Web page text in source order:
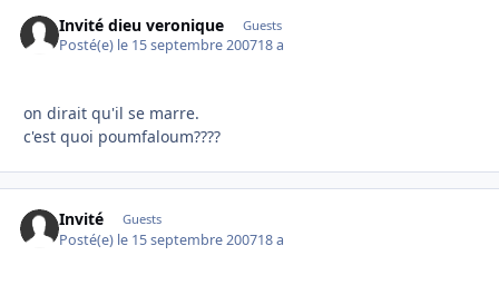
Invité dieu veronique Guests
Posté(e) le 15 septembre 200718 a
on dirait qu'il se marre.
c'est quoi poumfaloum????
Invité Guests
Posté(e) le 15 septembre 200718 a